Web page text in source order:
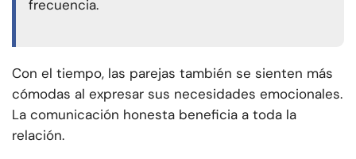
frecuencia.
Con el tiempo, las parejas también se sienten más
cómodas al expresar sus necesidades emocionales.
La comunicación honesta beneficia a toda la
relación.